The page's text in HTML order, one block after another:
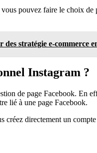
pouvez faire le choix
stratégie e-commerce
Instagram ?
de page Facebook. En
lié à une page Facebook.
créez directement un